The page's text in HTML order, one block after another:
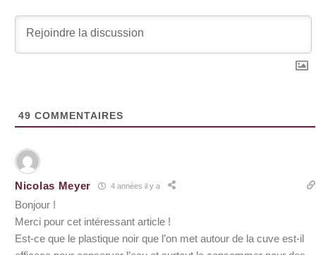
49 COMMENTAIRES
Nicolas Meyer 4 années il y a
Bonjour !
Merci pour cet intéressant article !
Est-ce que le plastique noir que l’on met autour de la cuve est-il